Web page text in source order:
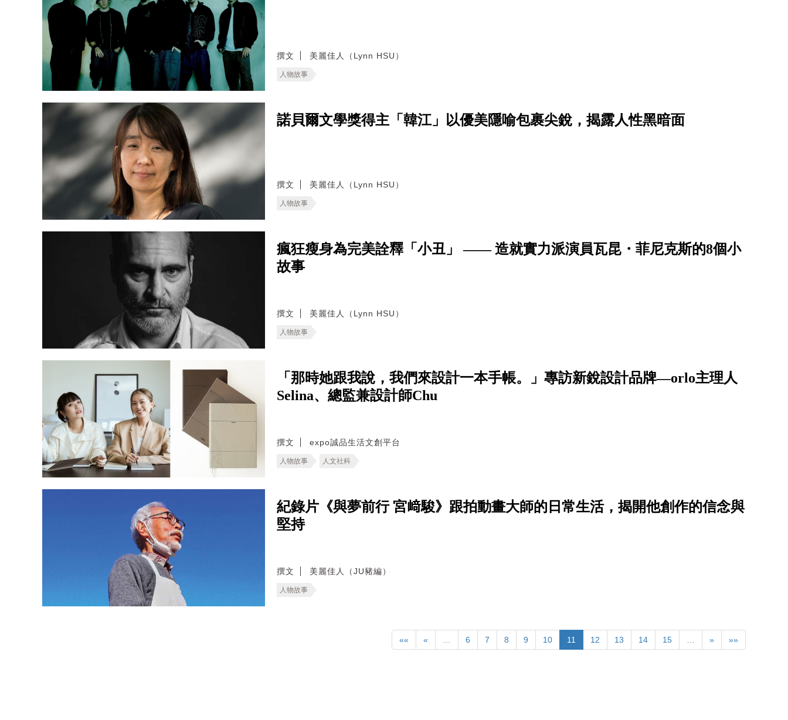
撰文 美麗佳人（Lynn HSU）
人物故事
諾貝爾文學獎得主「韓江」以優美隱喻包裹尖銳，揭露人性黑暗面
撰文 美麗佳人（Lynn HSU）
人物故事
瘋狂瘦身為完美詮釋「小丑」 —— 造就實力派演員瓦昆・菲尼克斯的8個小
故事
撰文 美麗佳人（Lynn HSU）
人物故事
「那時她跟我說，我們來設計一本手帳。」專訪新銳設計品牌—orlo主理人
Selina、總監兼設計師Chu
撰文 expo誠品生活文創平台
人物故事 人文社科
紀錄片《與夢前行 宮﨑駿》跟拍動畫大師的日常生活，揭開他創作的信念與
堅持
撰文 美麗佳人（JU豬編）
人物故事
«« « … 6 7 8 9 10 11 12 13 14 15 … » »»